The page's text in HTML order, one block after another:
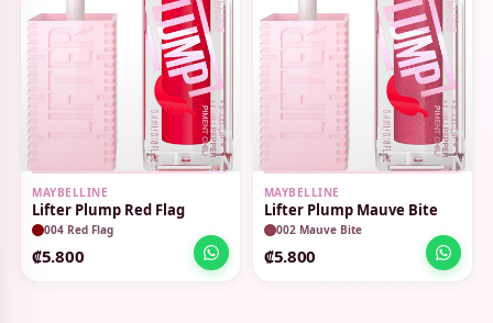
MAYBELLINE
Lifter Plump Red Flag
004 Red Flag
₡5.800
MAYBELLINE
Lifter Plump Mauve Bite
002 Mauve Bite
₡5.800